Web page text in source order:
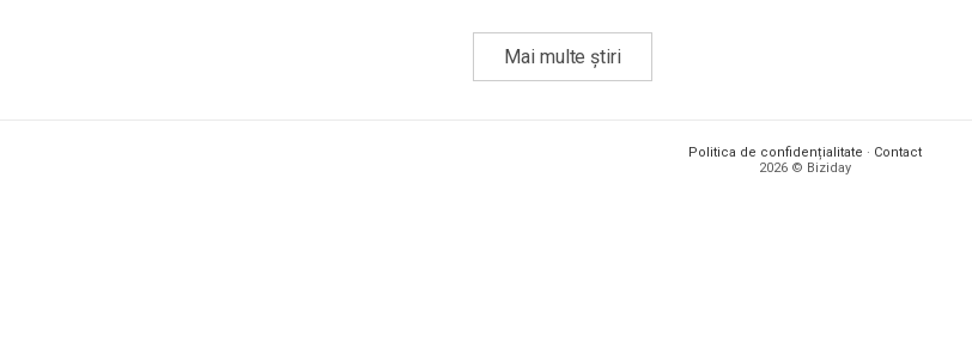
Mai multe știri
Politica de confidențialitate · Contact
2026 © Biziday